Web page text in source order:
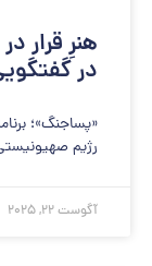
هنرِ قرار
در
«پساجنگ»؛
رژیم
آگوست 22, 2025